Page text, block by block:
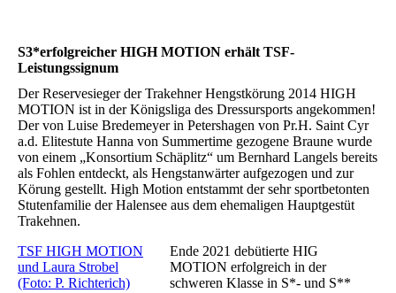
S3*erfolgreicher HIGH MOTION erhält TSF-
Leistungssignum
Der Reservesieger der Trakehner Hengstkörung 2014 HIGH
MOTION ist in der Königsliga des Dressursports angekommen!
Der von Luise Bredemeyer in Petershagen von Pr.H. Saint Cyr
a.d. Elitestute Hanna von Summertime gezogene Braune wurde
von einem „Konsortium Schäplitz“ um Bernhard Langels bereits
als Fohlen entdeckt, als Hengstanwärter aufgezogen und zur
Körung gestellt. High Motion entstammt der sehr sportbetonten
Stutenfamilie der Halensee aus dem ehemaligen Hauptgestüt
Trakehnen.
TSF HIGH MOTION
und Laura Strobel
(Foto: P. Richterich)
Ende 2021 debütierte HIG
MOTION erfolgreich in der
schweren Klasse in S*- und S**